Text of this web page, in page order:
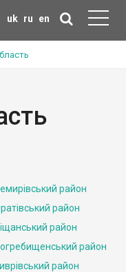
uk ru en
район
район
район
район
район